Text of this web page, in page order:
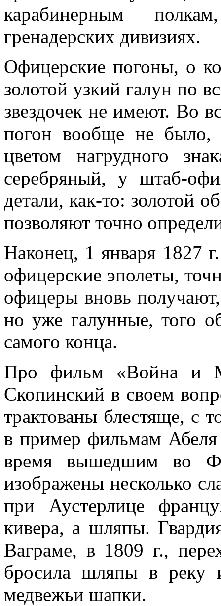
карабинерным
гренадерских дивизиях.
Офицерские погоны, о
золотой узкий галун по
звездочек не имеют. Во
погон вообще не было,
цветом нагрудного
серебряный, у штаб-
детали, как-то: золотой
позволяют точно
Наконец, 1 января 1827
офицерские эполеты,
офицеры вновь
но уже галунные, того
самого конца.
Про фильм «Война и
Скопинский в своем
трактованы блестяще, с
в пример фильмам
время вышедшим во
изображены несколько
при Аустерлице
кивера, а шляпы.
Ваграме, в 1809 г.,
бросила шляпы в реку
медвежьи шапки.